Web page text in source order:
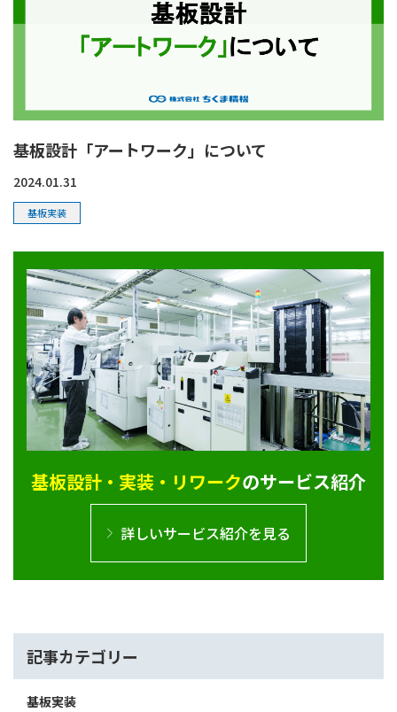
基板設計「アートワーク」について
2024.01.31
基板実装
基板設計・実装・リワークのサービス紹介
詳しいサービス紹介を見る
記事カテゴリー
基板実装